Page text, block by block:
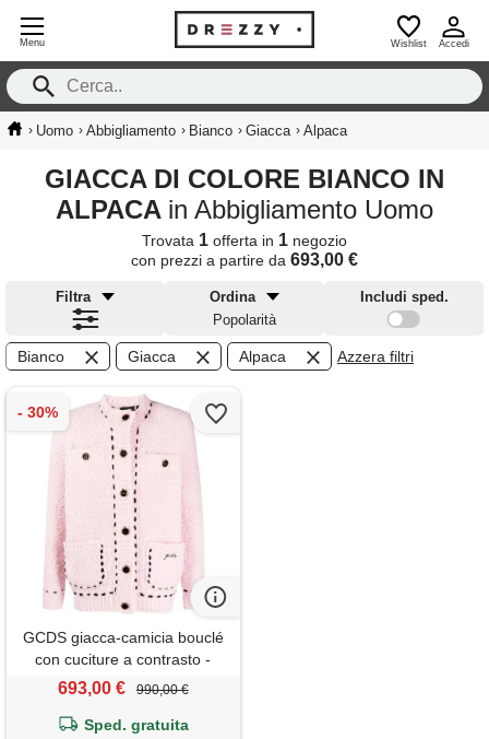
Menu Wishlist Accedi
› Uomo › Abbigliamento › Bianco › Giacca › Alpaca
GIACCA DI COLORE BIANCO IN
ALPACA in Abbigliamento Uomo
Trovata 1 offerta in 1 negozio
con prezzi a partire da 693,00 €
Filtra
Ordina
Popolarità
Includi sped.
Bianco Giacca Alpaca Azzera filtri
GCDS giacca-camicia bouclé
con cuciture a contrasto -
rosa
693,00 € 990,00 €
Sped. gratuita